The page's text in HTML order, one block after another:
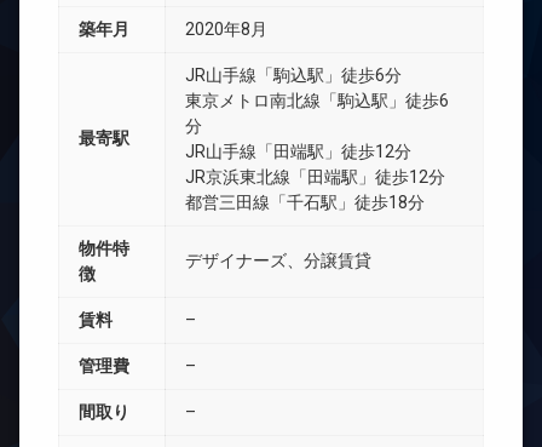
築年月 2020年8月
最寄駅
JR山手線「駒込駅」徒歩6分
東京メトロ南北線「駒込駅」徒歩6
分
JR山手線「田端駅」徒歩12分
JR京浜東北線「田端駅」徒歩12分
都営三田線「千石駅」徒歩18分
物件特
徴
デザイナーズ、分譲賃貸
賃料 –
管理費 –
間取り –